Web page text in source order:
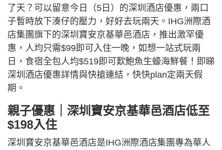
了天？可以留意今日（5日）的深圳酒店優惠，兩口
子暫時放下湊仔的壓力，好好去玩兩天。IHG洲際酒
店集團旗下的深圳寶安京基華邑酒店，推出激罕優
惠，人均只需$99即可入住一晚，如想一站式玩兩
日，食宿全包人均$519即可歎鮑魚生蠔海鮮餐！即睇
深圳酒店優惠詳情與快搶連結，快快plan定兩天假
期。
親子優惠｜深圳寶安京基華邑酒店低至
$198入住
深圳寶安京基華邑酒店是IHG洲際酒店集團專為華人